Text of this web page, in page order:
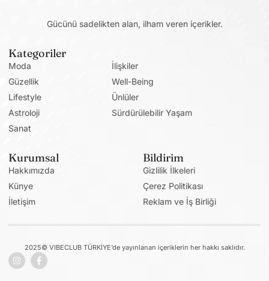
Gücünü sadelikten alan, ilham veren içerikler.
Kategoriler
Moda
Güzellik
Lifestyle
Astroloji
Sanat
İlişkiler
Well-Being
Ünlüler
Sürdürülebilir Yaşam
Kurumsal
Hakkımızda
Künye
İletişim
Bildirim
Gizlilik İlkeleri
Çerez Politikası
Reklam ve İş Birliği
2025© VIBECLUB TÜRKİYE’de yayınlanan içeriklerin her hakkı saklıdır.